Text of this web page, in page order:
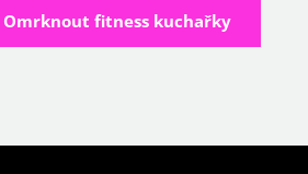
Omrknout fitness kuchařky